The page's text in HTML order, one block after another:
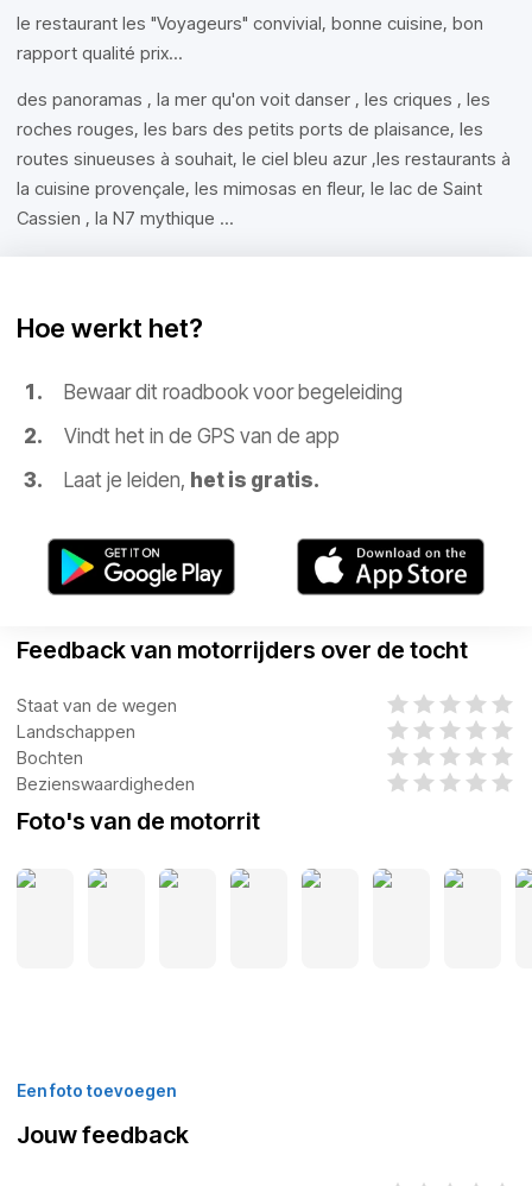
le restaurant les "Voyageurs" convivial, bonne cuisine, bon
rapport qualité prix...
des panoramas , la mer qu'on voit danser , les criques , les
roches rouges, les bars des petits ports de plaisance, les
routes sinueuses à souhait, le ciel bleu azur ,les restaurants à
la cuisine provençale, les mimosas en fleur, le lac de Saint
Cassien , la N7 mythique ...
Hoe werkt het?
Bewaar dit roadbook voor begeleiding
Vindt het in de GPS van de app
Laat je leiden, het is gratis.
Feedback van motorrijders over de tocht
Staat van de wegen
Landschappen
Bochten
Bezienswaardigheden
Foto's van de motorrit
Een foto toevoegen
Jouw feedback